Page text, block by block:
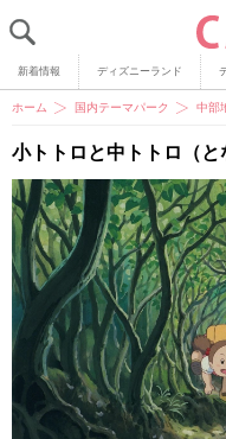
新着情報 ディズニーランド
ホーム 国内テーマパーク 中部
小トトロと中トトロ（と